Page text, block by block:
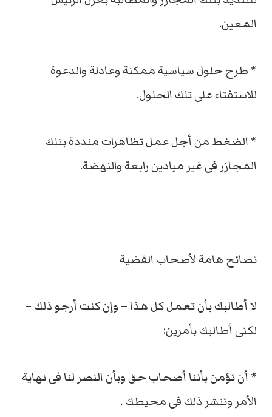
المعين.
* طرح حلول سياسية ممكنة وعادلة والدعوة
للاستفتاء على تلك الحلول.
* الضغط من أجل عمل تظاهرات منددة بتلك
المجازر فى غير ميادين رابعة والنهضة.
نصائح هامة لأصحاب القضية
لا أطالبك بأن تعمل كل هذا – وإن كنت أرجو ذلك –
لكنى أطالبك بأمرين:
* أن تؤمن بأننا أصحاب حق وبأن النصر لنا فى نهاية
الأمر وتنشر ذلك فى محيطك .